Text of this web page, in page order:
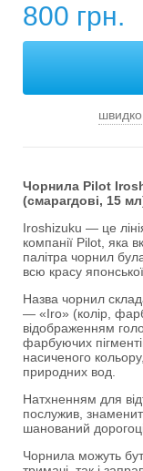
800 грн.
швидко
Чорнила Pilot
(смарагдові, 15
Iroshizuku — це
компанії Pilot, яка
палітра чорнил
всю красу
Назва чорнил
— «Iro» (колір,
відображенням
фарбуючих
насиченого
природних вод.
Натхненням для
послужив,
шанований
Чорнила можуть